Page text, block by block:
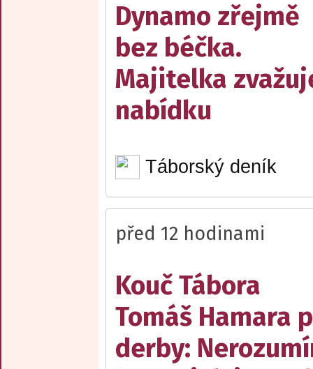
Dynamo zřejmě
bez béčka.
Majitelka
nabídku
Táborský deník
před 12 hodinami
Kouč Tábora
Tomáš Hamara
derby: